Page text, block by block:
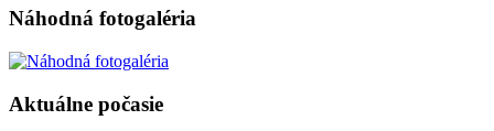
Náhodná fotogaléria
Aktuálne počasie